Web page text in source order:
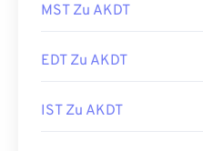
MST Zu AKDT
EDT Zu AKDT
IST Zu AKDT